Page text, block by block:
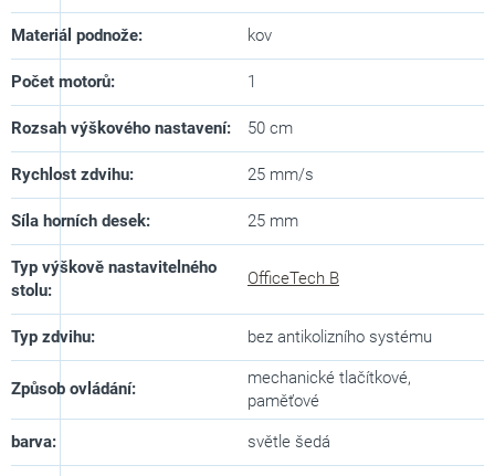
Materiál podnože: kov
Počet motorů: 1
Rozsah výškového nastavení: 50 cm
Rychlost zdvihu: 25 mm/s
Síla horních desek: 25 mm
Typ výškově nastavitelného
stolu:
OfficeTech B
Typ zdvihu: bez antikolizního systému
Způsob ovládání:
mechanické tlačítkové,
paměťové
barva: světle šedá